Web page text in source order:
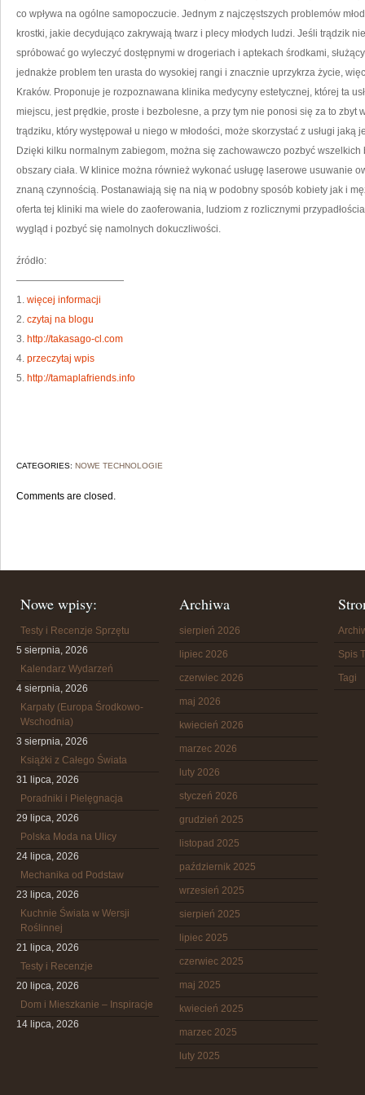
co wpływa na ogólne samopoczucie. Jednym z najczęstszych problemów
krostki, jakie decydująco zakrywają twarz i plecy młodych ludzi. Jeśli trądzik
spróbować go wyleczyć dostępnymi w drogeriach i aptekach środkami,
jednakże problem ten urasta do wysokiej rangi i znacznie uprzykrza życie,
Kraków. Proponuje je rozpoznawana klinika medycyny estetycznej, której ta
miejscu, jest prędkie, proste i bezbolesne, a przy tym nie ponosi się za to zbyt
trądziku, który występował u niego w młodości, może skorzystać z usługi
Dzięki kilku normalnym zabiegom, można się zachowawczo pozbyć
obszary ciała. W klinice można również wykonać usługę laserowe usuwanie
znaną czynnością. Postanawiają się na nią w podobny sposób kobiety jak i
oferta tej kliniki ma wiele do zaoferowania, ludziom z rozlicznymi
wygląd i pozbyć się namolnych dokuczliwości.
źródło:
———————————
1. więcej informacji
2. czytaj na blogu
3. http://takasago-cl.com
4. przeczytaj wpis
5. http://tamaplafriends.info
CATEGORIES: NOWE TECHNOLOGIE
Comments are closed.
Nowe wpisy:
Testy i Recenzje Sprzętu
5 sierpnia, 2026
Kalendarz Wydarzeń
4 sierpnia, 2026
Karpaty (Europa Środkowo-
Wschodnia)
3 sierpnia, 2026
Książki z Całego Świata
31 lipca, 2026
Poradniki i Pielęgnacja
29 lipca, 2026
Polska Moda na Ulicy
24 lipca, 2026
Mechanika od Podstaw
23 lipca, 2026
Kuchnie Świata w Wersji
Roślinnej
21 lipca, 2026
Testy i Recenzje
20 lipca, 2026
Dom i Mieszkanie – Inspiracje
14 lipca, 2026
Archiwa
sierpień 2026
lipiec 2026
czerwiec 2026
maj 2026
kwiecień 2026
marzec 2026
luty 2026
styczeń 2026
grudzień 2025
listopad 2025
październik 2025
wrzesień 2025
sierpień 2025
lipiec 2025
czerwiec 2025
maj 2025
kwiecień 2025
marzec 2025
luty 2025
Spis
Tagi